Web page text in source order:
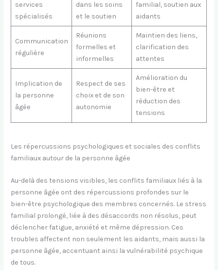
services
spécialisés
dans les soins
et le soutien
familial, soutien aux
aidants
Communication
régulière
Réunions
formelles et
informelles
Maintien des liens,
clarification des
attentes
Implication de
la personne
âgée
Respect de ses
choix et de son
autonomie
Amélioration du
bien-être et
réduction des
tensions
Les répercussions psychologiques et sociales des conflits
familiaux autour de la personne âgée
Au-delà des tensions visibles, les conflits familiaux liés à la
personne âgée ont des répercussions profondes sur le
bien-être psychologique des membres concernés. Le stress
familial prolongé, liée à des désaccords non résolus, peut
déclencher fatigue, anxiété et même dépression. Ces
troubles affectent non seulement les aidants, mais aussi la
personne âgée, accentuant ainsi la vulnérabilité psychique
de tous.